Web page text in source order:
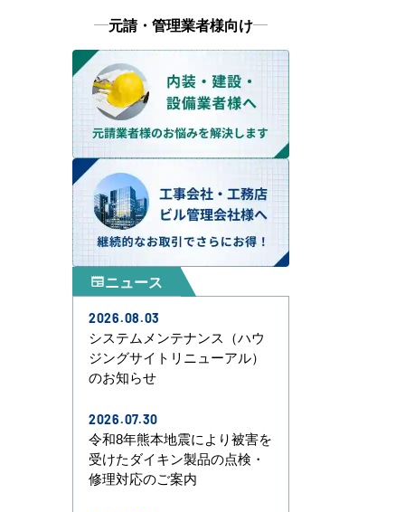
元請・管理業者様向け
newspaperニュース
2026.08.03
システムメンテナンス（ハウ
ジングサイトリニューアル）
のお知らせ
2026.07.30
令和8年熊本地震により被害を
受けたダイキン製品の点検・
修理対応のご案内